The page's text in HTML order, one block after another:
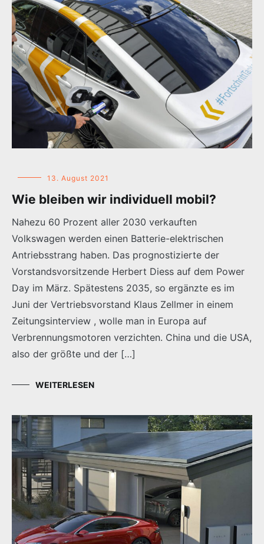
13. August 2021
Wie bleiben wir individuell mobil?
Nahezu 60 Prozent aller 2030 verkauften
Volkswagen werden einen Batterie-elektrischen
Antriebsstrang haben. Das prognostizierte der
Vorstandsvorsitzende Herbert Diess auf dem Power
Day im März. Spätestens 2035, so ergänzte es im
Juni der Vertriebsvorstand Klaus Zellmer in einem
Zeitungsinterview , wolle man in Europa auf
Verbrennungsmotoren verzichten. China und die USA,
also der größte und der […]
WEITERLESEN